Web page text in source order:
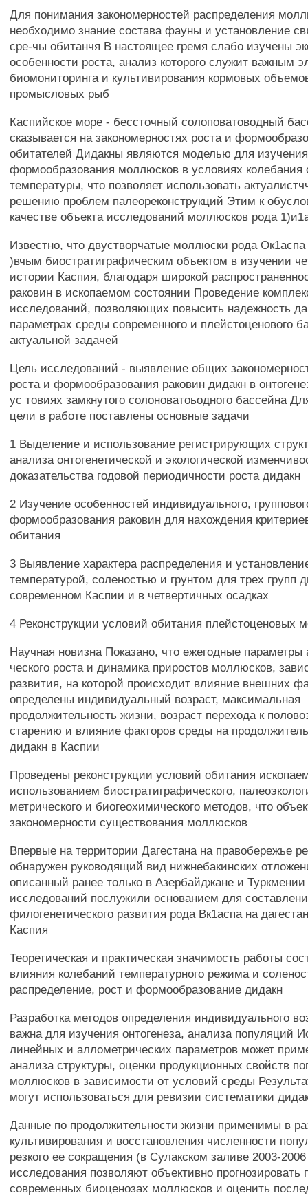
Для понимания закономерностей распределения
необходимо знание состава фауны и установление
сре-чы обитанчя В настоящее гремя слабо изучены
особенности роста, анализ которого служит важным
биомониторинга и культивирования кормовых
промысловых рыб
Каспийское море - бессточный солоповатоводный
сказывается на закономерностях роста и
обитателей Дидакны являются моделью для изучения
формообразования моллюсков в условиях колебания
температуры, что позволяет использовать
решению проблем палеореконструкций Этим к
качестве объекта исследований моллюсков рода
Известно, что двустворчатые моллюски рода
)вчым биостратиграфическим объектом в изучении
истории Каспия, благодаря широкой
раковин в ископаемом состоянии Проведение
исследований, позволяющих повысить надежность
параметрах среды современного и плейстоценового
актуальной задачей
Цель исследований - выявление общих
роста и формообразования раковин дидакн в
ус товиях замкнутого солоноватоьодного бассейна
цели в работе поставлены основные задачи
1 Выделение и использование регистрирующих
анализа онтогенетической и экологической
доказательства годовой периодичности роста дидакн
2 Изучение особенностей индивидуального,
формообразования раковин для нахождения
обитания
3 Выявление характера распределения и
температурой, соленостью и грунтом для трех групп
современном Каспии и в четвертичных осадках
4 Реконструкции условий обитания плейстоценовых
Научная новизна Показано, что ежегодные параметры
ческого роста и динамика приростов моллюсков,
развития, на которой происходит влияние внешних
определены индивидуальный возраст, максимальная
продолжительность жизни, возраст перехода к
старению и влияние факторов среды на
дидакн в Каспии
Проведены реконструкции условий обитания
использованием биостратиграфического,
метрического и биогеохимического методов, что
закономерности существования моллюсков
Впервые на территории Дагестана на правобережье
обнаружен руководящий вид нижнебакинских
описанный ранее только в Азербайджане и
исследований послужили основанием для
филогенетического развития рода Вк1аспа на
Каспия
Теоретическая и практическая значимость работы
влияния колебаний температурного режима и
распределение, рост и формообразование дидакн
Разработка методов определения индивидуального
важна для изучения онтогенеза, анализа популяций
линейных и аллометрических параметров может
анализа структуры, оценки продукционных свойств
моллюсков в зависимости от условий среды
могут использоваться для ревизии систематики
Данные по продолжительности жизни применимы в
культивирования и восстановления численности
резкого ее сокращения (в Сулакском заливе 2003-
исследования позволяют объективно прогнозировать
современных биоценозах моллюсков и оценить